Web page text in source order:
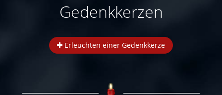
Gedenkkerzen
Erleuchten einer Gedenkkerze